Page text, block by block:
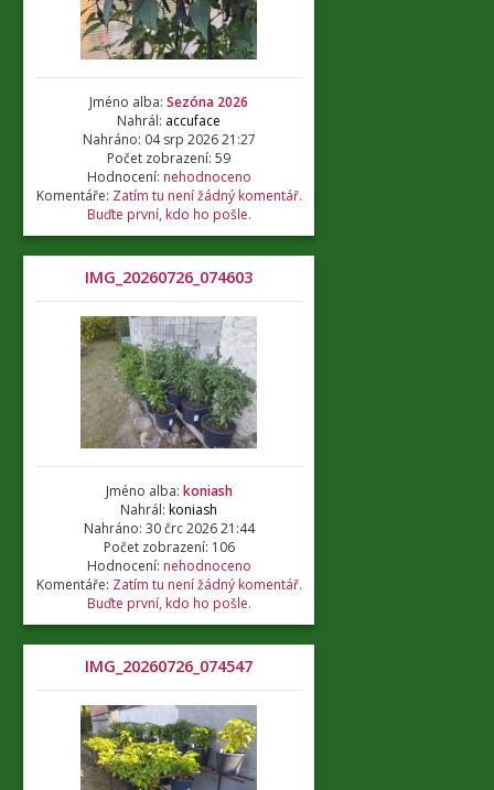
Jméno alba: Sezóna 2026
Nahrál: accuface
Nahráno: 04 srp 2026 21:27
Počet zobrazení: 59
Hodnocení: nehodnoceno
Komentáře: Zatím tu není žádný komentář.
Buďte první, kdo ho pošle.
IMG_20260726_074603
Jméno alba: koniash
Nahrál: koniash
Nahráno: 30 črc 2026 21:44
Počet zobrazení: 106
Hodnocení: nehodnoceno
Komentáře: Zatím tu není žádný komentář.
Buďte první, kdo ho pošle.
IMG_20260726_074547